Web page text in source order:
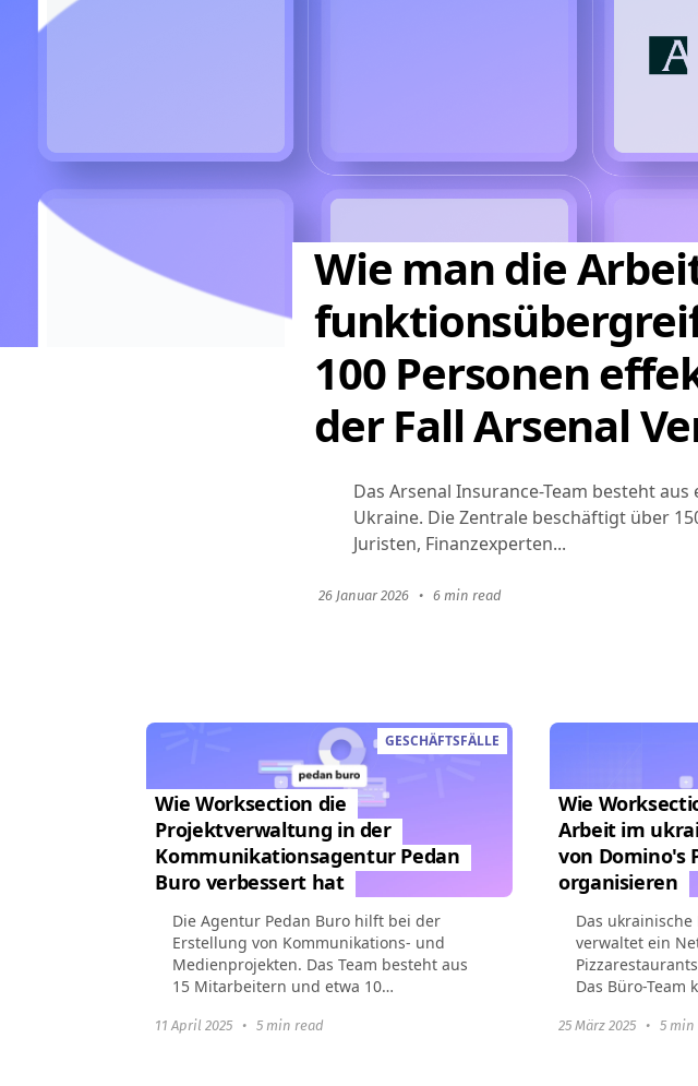
Wie man die
100 Personen
der Fall Arsenal
Das Arsenal Insurance-Team besteht
Ukraine. Die Zentrale beschäftigt über
Juristen, Finanzexperten...
26 Januar 2026 • 6 min read
GESCHÄFTSFÄLLE
Wie Worksection die
Projektverwaltung in der
Kommunikationsagentur Pedan
Buro verbessert hat
Die Agentur Pedan Buro hilft bei der
Erstellung von Kommunikations- und
Medienprojekten. Das Team besteht aus
15 Mitarbeitern und etwa 10
Projekten führt das Unternehmen...
11 April 2025 •5 min read
Wie
Arbeit im
von Domino's
organisieren
Das ukrainische
verwaltet ein
Das Büro-Team
operative
25 März 2025 • 5 min